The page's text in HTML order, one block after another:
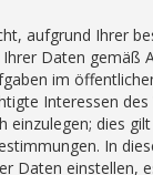
aufgrund Ihrer
Daten gemäß
im
Interessen
einzulegen; dies
In
Daten einstellen,